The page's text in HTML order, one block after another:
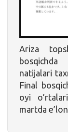
Ariza
natijalari
Final
oyi
martda